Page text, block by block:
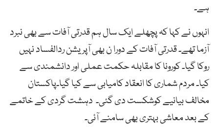
ہے۔
انہوں نے کہا کہ پچھلے ایک سال ہم قدرتی آفات سے بھی نبرد
آزما تھے۔ قدرتی آفات کے دورا ن بھی آپریشن ردالفساد نہیں
روکا گیا۔ کورونا کا مقابلہ حکمت عملی اور دانشمندی سے
کیا۔ مردم شماری کا انعقاد کامیابی سے کیا گیا۔پاکستان
مخالف بیانیے کوشکست دی گئی۔ دہشت گردی کے خاتمے
کے بعد معاشی بہتری بھی سامنے آئی۔